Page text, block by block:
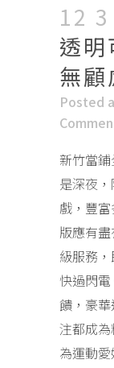
12 3
透
無顧
Posted
新竹當
是深夜
戲，豐
版應有
級服務
快過閃
饋，豪
注都成
為運動